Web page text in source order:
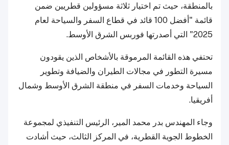
بالمنطقة، حيث تم اختيار ثلاثة مسؤولين قطريين ضمن
قائمة "أفضل 100 قائد في قطاع السفر والسياحة لعام
2025" التي أصدرتها فوربس الشرق الأوسط.
تحتفي هذه القائمة المرموقة بالأشخاص الذين يقودون
مسيرة التطور في مجالات الطيران والضيافة وتطوير
السياحة وخدمات السفر في منطقة الشرق الأوسط وشمال
أفريقيا.
وجاء المهندس بدر محمد المير، الرئيس التنفيذي لمجموعة
الخطوط الجوية القطرية، في المركز الثالث، حيث أشادت